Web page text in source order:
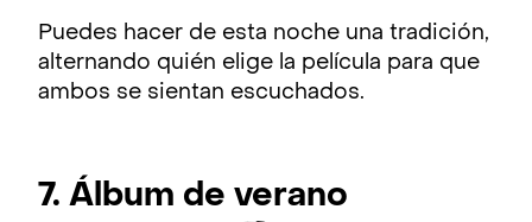
Puedes hacer de esta noche una tradición,
alternando quién elige la película para que
ambos se sientan escuchados.
7. Álbum de verano